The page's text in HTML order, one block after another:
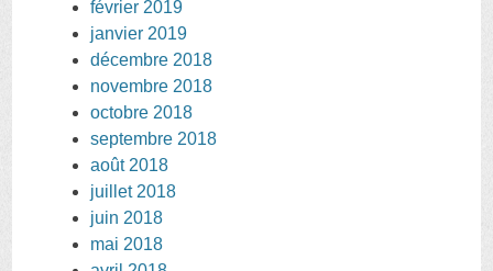
février 2019
janvier 2019
décembre 2018
novembre 2018
octobre 2018
septembre 2018
août 2018
juillet 2018
juin 2018
mai 2018